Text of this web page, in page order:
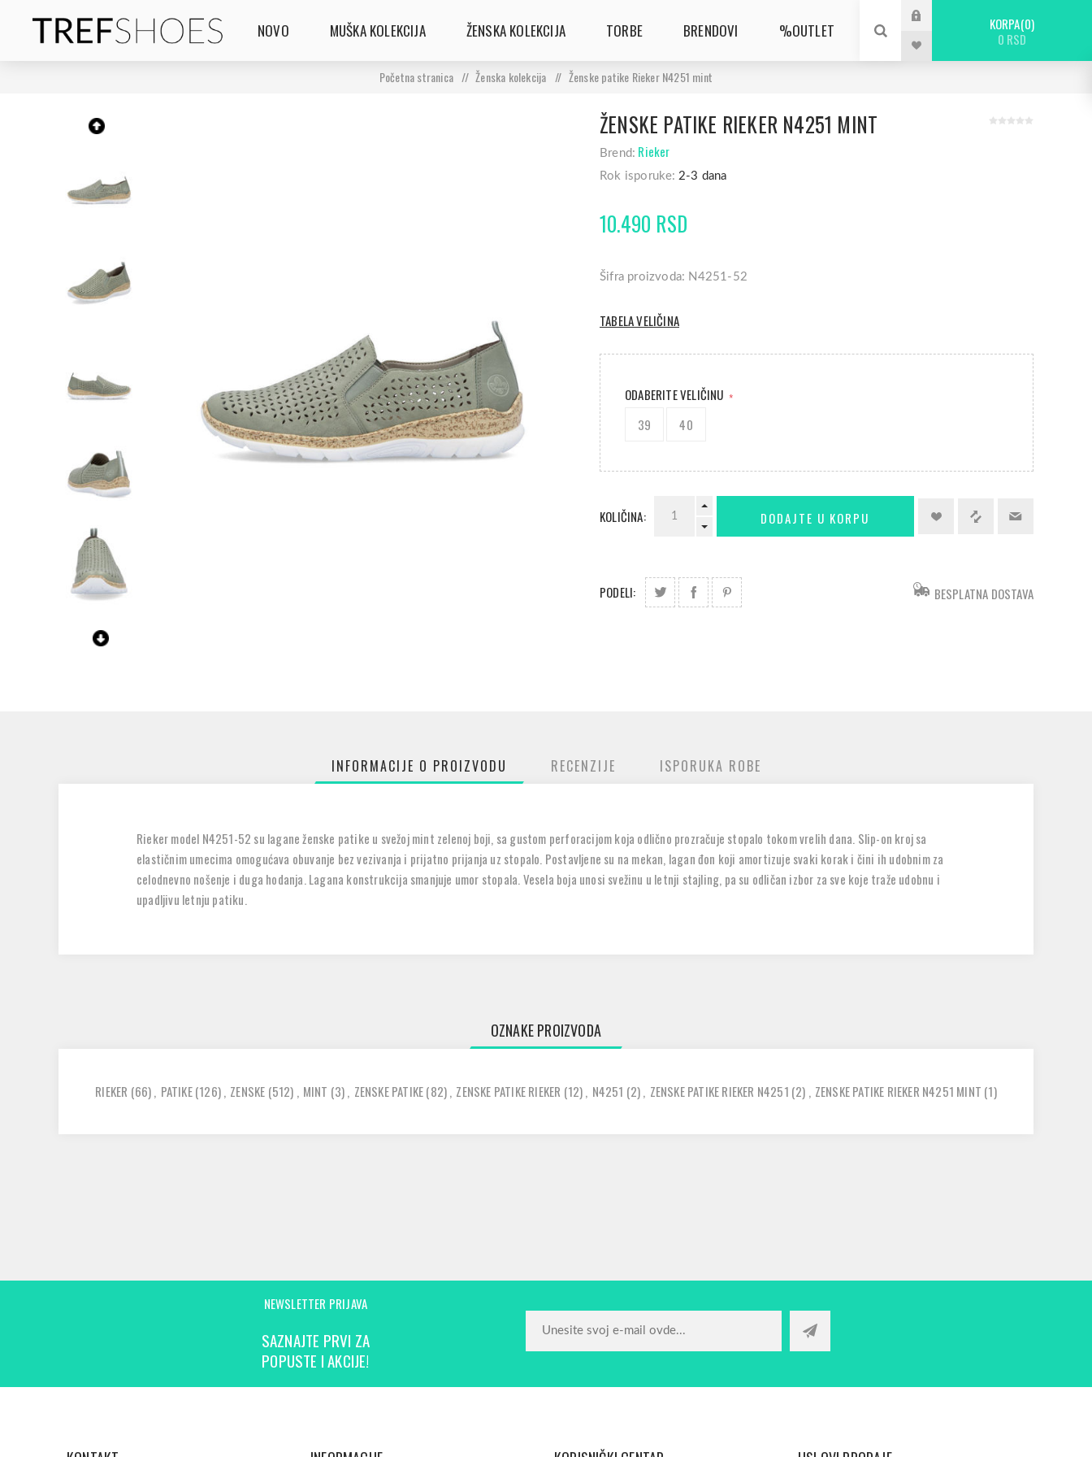
NOVO MUŠKA KOLEKCIJA ŽENSKA KOLEKCIJA TORBE BRENDOVI %OUTLET KORPA 0
0 RSD
Početna stranica / Ženska kolekcija / Ženske patike Rieker N4251 mint
ŽENSKE PATIKE RIEKER N4251 MINT
Brend: Rieker
Rok isporuke: 2-3 dana
10.490 RSD
Šifra proizvoda: N4251-52
TABELA VELIČINA
ODABERITE VELIČINU *
39 40
KOLIČINA:
PODELI: BESPLATNA DOSTAVA
INFORMACIJE O PROIZVODU RECENZIJE ISPORUKA ROBE
Rieker model N4251-52 su lagane ženske patike u svežoj mint zelenoj boji, sa gustom perforacijom koja odlično prozračuje stopalo tokom vrelih dana. Slip-on kroj sa
elastičnim umecima omogućava obuvanje bez vezivanja i prijatno prijanja uz stopalo. Postavljene su na mekan, lagan đon koji amortizuje svaki korak i čini ih udobnim za
celodnevno nošenje i duga hodanja. Lagana konstrukcija smanjuje umor stopala. Vesela boja unosi svežinu u letnji stajling, pa su odličan izbor za sve koje traže udobnu i
upadljivu letnju patiku.
OZNAKE PROIZVODA
RIEKER (66), PATIKE(126), ZENSKE (512) , MINT (3), ZENSKE PATIKE(82), ZENSKE PATIKE RIEKER (12), N4251 (2), ZENSKE PATIKE RIEKER N4251 (2) , ZENSKE PATIKE RIEKER N4251 MINT (1)
NEWSLETTER PRIJAVA
SAZNAJTE PRVI ZA
POPUSTE I AKCIJE!